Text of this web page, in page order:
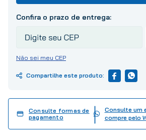
Não sei meu CEP
Consulte formas de
pagamento
Consulte um
compre pelo